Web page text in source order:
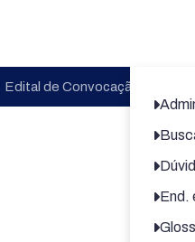
End.
Edital de Convocação 07/